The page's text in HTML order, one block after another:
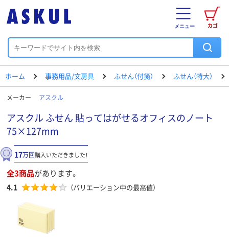
カゴ
メニュー
ホーム 事務用品/文房具 ふせん（付箋） ふせん（特大）
メーカー アスクル
アスクル ふせん 貼ってはがせるオフィスのノート
75×127mm
17万回購入いただきました！
全3商品があります。
4.1 （バリエーション中の最高値）